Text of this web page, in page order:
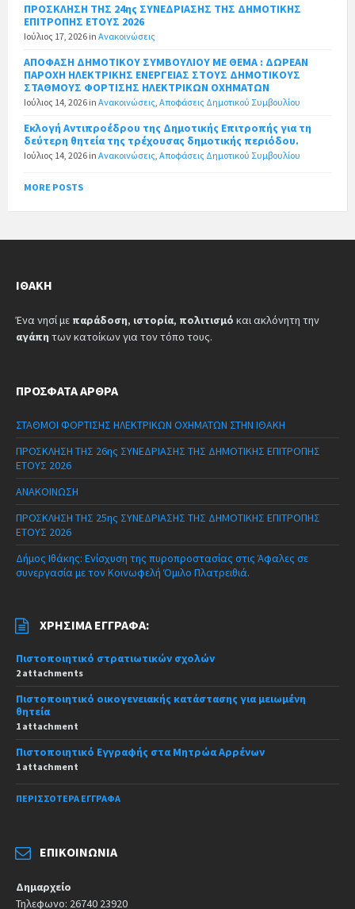
ΠΡΟΣΚΛΗΣΗ ΤΗΣ 24ης ΣΥΝΕΔΡΙΑΣΗΣ ΤΗΣ ΔΗΜΟΤΙΚΗΣ
ΕΠΙΤΡΟΠΗΣ ΕΤΟΥΣ 2026
Ιούλιος 17, 2026 in Ανακοινώσεις
ΑΠΟΦΑΣΗ ΔΗΜΟΤΙΚΟΥ ΣΥΜΒΟΥΛΙΟΥ ΜΕ ΘΕΜΑ : ΔΩΡΕΑΝ
ΠΑΡΟΧΗ ΗΛΕΚΤΡΙΚΗΣ ΕΝΕΡΓΕΙΑΣ ΣΤΟΥΣ ΔΗΜΟΤΙΚΟΥΣ
ΣΤΑΘΜΟΥΣ ΦΟΡΤΙΣΗΣ ΗΛΕΚΤΡΙΚΩΝ ΟΧΗΜΑΤΩΝ
Ιούλιος 14, 2026 in Ανακοινώσεις Αποφάσεις Δημοτικού Συμβουλίου
Εκλογή Αντιπροέδρου της Δημοτικής Επιτροπής για τη
δεύτερη θητεία της τρέχουσας δημοτικής περιόδου.
Ιούλιος 14, 2026 in Ανακοινώσεις Αποφάσεις Δημοτικού Συμβουλίου
MORE POSTS
ΙΘΆΚΗ
Ένα νησί με παράδοση, ιστορία, πολιτισμό και ακλόνητη την
αγάπη των κατοίκων για τον τόπο τους.
ΠΡΌΣΦΑΤΑ ΆΡΘΡΑ
ΣΤΑΘΜΟΙ ΦΟΡΤΙΣΗΣ ΗΛΕΚΤΡΙΚΩΝ ΟΧΗΜΑΤΩΝ ΣΤΗΝ ΙΘΑΚΗ
ΠΡΟΣΚΛΗΣΗ ΤΗΣ 26ης ΣΥΝΕΔΡΙΑΣΗΣ ΤΗΣ ΔΗΜΟΤΙΚΗΣ ΕΠΙΤΡΟΠΗΣ
ΕΤΟΥΣ 2026
ΑΝΑΚΟΙΝΩΣΗ
ΠΡΟΣΚΛΗΣΗ ΤΗΣ 25ης ΣΥΝΕΔΡΙΑΣΗΣ ΤΗΣ ΔΗΜΟΤΙΚΗΣ ΕΠΙΤΡΟΠΗΣ
ΕΤΟΥΣ 2026
Δήμος Ιθάκης: Ενίσχυση της πυροπροστασίας στις Άφαλες σε
συνεργασία με τον Κοινωφελή Όμιλο Πλατρειθιά.
ΧΡΉΣΙΜΑ ΈΓΓΡΑΦΑ:
Πιστοποιητικό στρατιωτικών σχολών
2 attachments
Πιστοποιητικό οικογενειακής κατάστασης για μειωμένη
θητεία
1 attachment
Πιστοποιητικό Εγγραφής στα Μητρώα Αρρένων
1 attachment
ΠΕΡΙΣΣΌΤΕΡΑ ΈΓΓΡΑΦΑ
ΕΠΙΚΟΙΝΩΝΊΑ
Δημαρχείο
Τηλεφωνο: 26740 23920